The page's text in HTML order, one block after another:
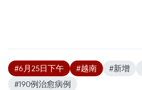
#6月25日下午 #越南 #新增
#190例治愈病例